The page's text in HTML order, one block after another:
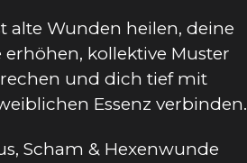
alte Wunden heilen, deine
erhöhen, kollektive Muster
und dich tief mit
Essenz verbinden.
Scham & Hexenwunde